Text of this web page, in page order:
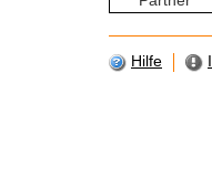
Hilfe